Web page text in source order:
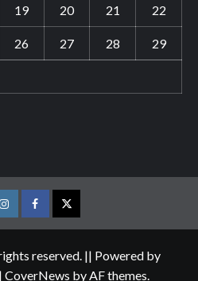
19 20 21 22
26 27 28 29
VimeoFacebookTwitter
reserved. || Powered by
| CoverNews by AF themes.